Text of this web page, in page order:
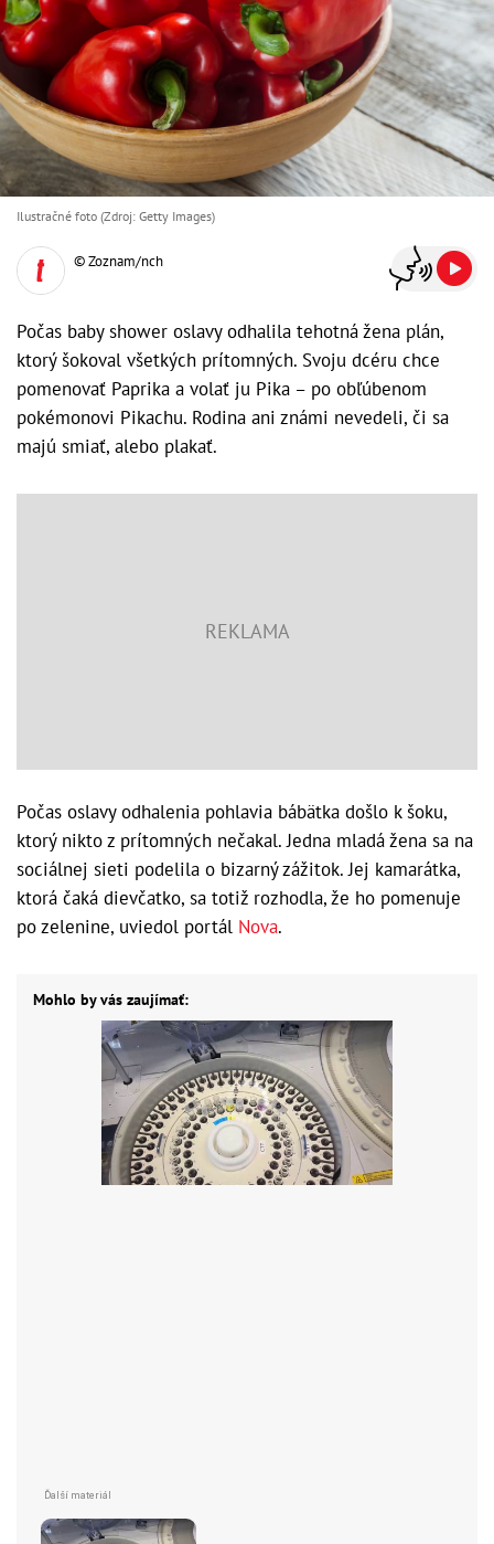
Ilustračné foto (Zdroj: Getty Images)
© Zoznam/nch
Počas baby shower oslavy odhalila tehotná žena plán,
ktorý šokoval všetkých prítomných. Svoju dcéru chce
pomenovať Paprika a volať ju Pika – po obľúbenom
pokémonovi Pikachu. Rodina ani známi nevedeli, či sa
majú smiať, alebo plakať.
Počas oslavy odhalenia pohlavia bábätka došlo k šoku,
ktorý nikto z prítomných nečakal. Jedna mladá žena sa na
sociálnej sieti podelila o bizarný zážitok. Jej kamarátka,
ktorá čaká dievčatko, sa totiž rozhodla, že ho pomenuje
po zelenine, uviedol portál Nova.
Mohlo by vás zaujímať: